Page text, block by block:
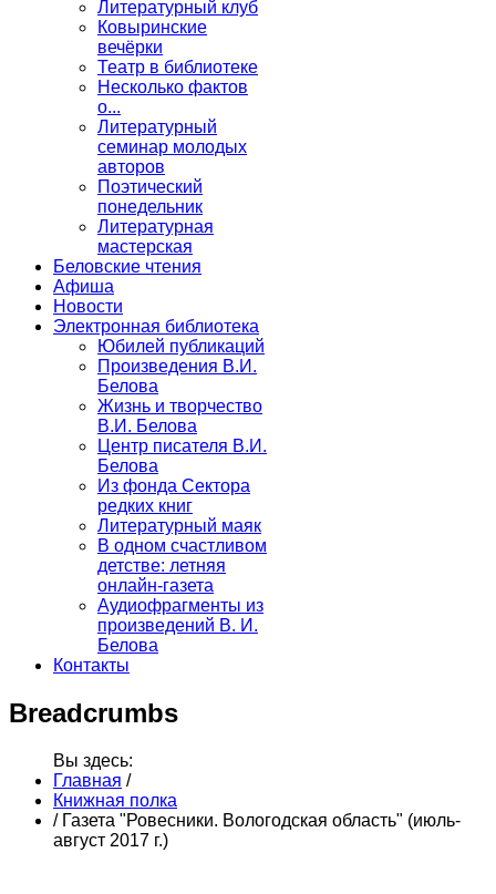
Литературный клуб
Ковыринские
вечёрки
Театр в библиотеке
Несколько фактов
о...
Литературный
семинар молодых
авторов
Поэтический
понедельник
Литературная
мастерская
Беловские чтения
Афиша
Новости
Электронная библиотека
Юбилей публикаций
Произведения В.И.
Белова
Жизнь и творчество
В.И. Белова
Центр писателя В.И.
Белова
Из фонда Сектора
редких книг
Литературный маяк
В одном счастливом
детстве: летняя
онлайн-газета
Аудиофрагменты из
произведений В. И.
Белова
Контакты
Breadcrumbs
Вы здесь:
Главная /
Книжная полка
/ Газета "Ровесники. Вологодская область" (июль-
август 2017 г.)